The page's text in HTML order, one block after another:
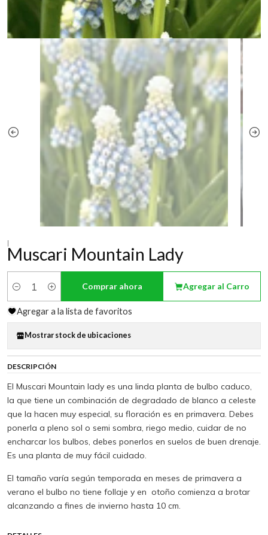
|
Muscari Mountain Lady
Cantidad
Agregar al Carro
Comprar ahora
Agregar a la lista de favoritos
Mostrar stock de ubicaciones
DESCRIPCIÓN
El Muscari Mountain lady es una linda planta de bulbo caduco,
la que tiene un combinación de degradado de blanco a celeste
que la hacen muy especial, su floración es en primavera. Debes
ponerla a pleno sol o semi sombra, riego medio, cuidar de no
encharcar los bulbos, debes ponerlos en suelos de buen drenaje.
Es una planta de muy fácil cuidado.
El tamaño varía según temporada en meses de primavera a
verano el bulbo no tiene follaje y en otoño comienza a brotar
alcanzando a fines de invierno hasta 10 cm.